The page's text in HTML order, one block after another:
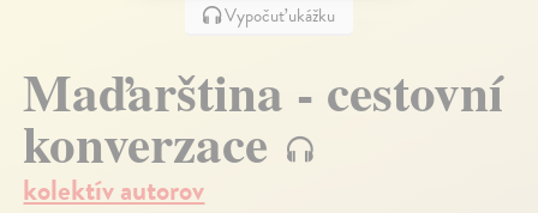
Vypočuť ukážku
Maďarština - cestovní
konverzace
kolektív autorov